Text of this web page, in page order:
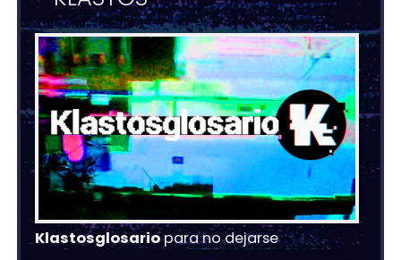
Klastosglosariopara no dejarse